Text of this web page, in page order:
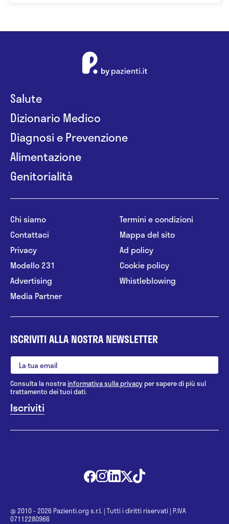
Salute
Dizionario Medico
Diagnosi e Prevenzione
Alimentazione
Genitorialità
Chi siamo
Contattaci
Privacy
Modello 231
Advertising
Media Partner
Termini e condizioni
Mappa del sito
Ad policy
Cookie policy
Whistleblowing
ISCRIVITI ALLA NOSTRA NEWSLETTER
Consulta la nostrainformativa sulla privacy per sapere di più sul
trattamento dei tuoi dati.
@ 2010 - 2026 Pazienti.org s.r.l. | Tutti i diritti riservati | P.IVA
07112280966